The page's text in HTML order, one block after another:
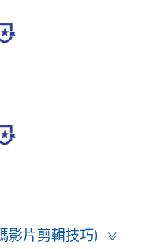
影片剪輯技巧)